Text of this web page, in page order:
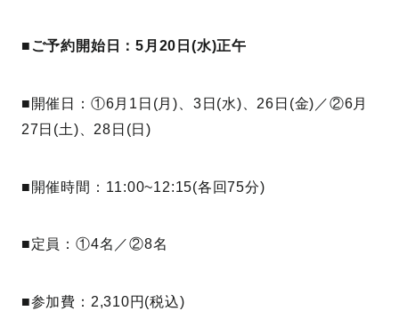
■ご予約開始日：5月20日(水)正午
■開催日：①6月1日(月)、3日(水)、26日(金)／②6月
27日(土)、28日(日)
■開催時間：11:00~12:15(各回75分)
■定員：①4名／②8名
■参加費：2,310円(税込)